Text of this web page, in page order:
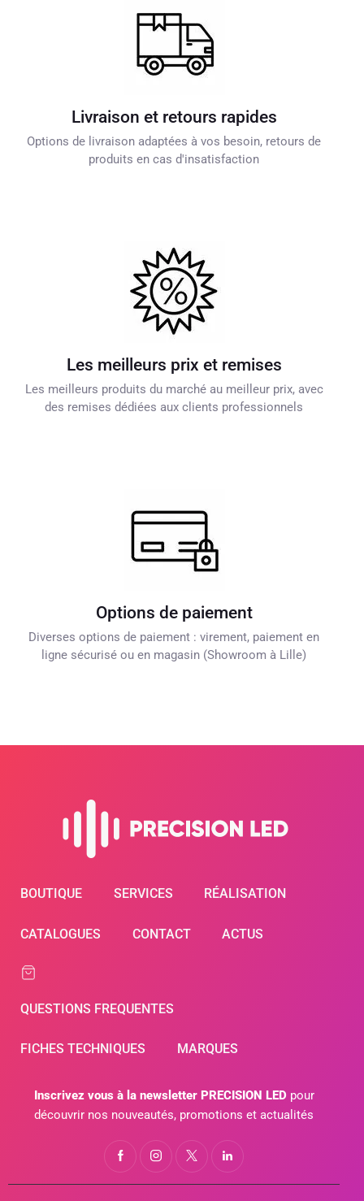
Livraison et retours rapides
Options de livraison adaptées à vos besoin, retours de
produits en cas d'insatisfaction
Les meilleurs prix et remises
Les meilleurs produits du marché au meilleur prix, avec
des remises dédiées aux clients professionnels
Options de paiement
Diverses options de paiement : virement, paiement en
ligne sécurisé ou en magasin (Showroom à Lille)
BOUTIQUE SERVICES RÉALISATION
CATALOGUES CONTACT ACTUS
QUESTIONS FREQUENTES
FICHES TECHNIQUES MARQUES
Inscrivez vous à la newsletter PRECISION LEDpour
découvrir nos nouveautés, promotions et actualités